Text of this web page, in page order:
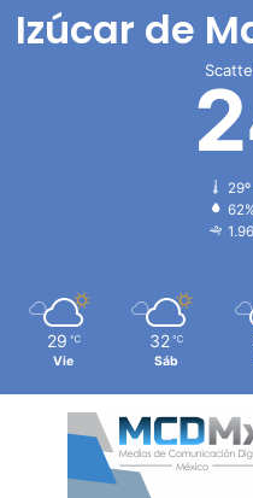
Izúcar de
29 ℃
Vie
32 ℃
Sáb